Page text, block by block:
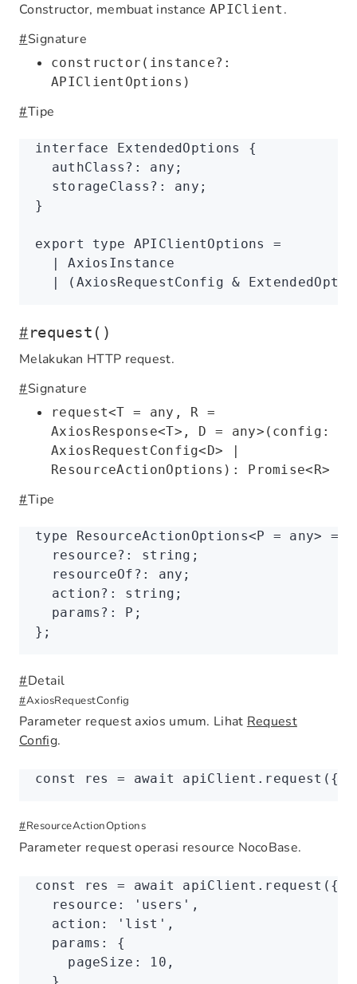
Constructor, membuat instance APIClient .
#Signature
constructor(instance?:
APIClientOptions)
#Tipe
interface ExtendedOptions
{
  authClass
?: any ;
  storageClass
?: any ;
}
export type APIClientOptions
=
AxiosInstance
( AxiosRequestConfig &
#request()
Melakukan HTTP request.
#Signature
request<T = any, R =
AxiosResponse<T>, D = any>(config:
AxiosRequestConfig<D> |
ResourceActionOptions): Promise<R>
#Tipe
type ResourceActionOptions<P = any> =
  resource
?: string ;
  resourceOf
?: any ;
  action
?: string ;
  params
?: P ;
};
#Detail
#AxiosRequestConfig
Parameter request axios umum. LihatRequest
Config.
const res = await apiClient .request ({
#ResourceActionOptions
Parameter request operasi resource NocoBase.
const res = await apiClient .request ({
  resource
: 'users' ,
  action
: 'list' ,
  params
:
{
    pageSize
: 10 ,